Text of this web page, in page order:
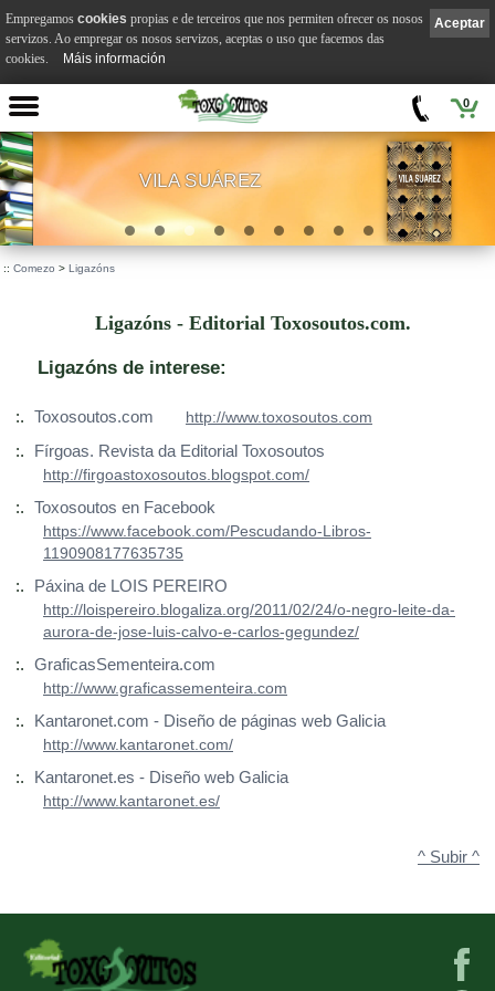
0
VILA SUÁREZ
:: Comezo > Ligazóns
Ligazóns - Editorial Toxosoutos.com.
Ligazóns de interese:
:. Toxosoutos.com
http://www.toxosoutos.com
:.
Fírgoas. Revista da Editorial Toxosoutos
http://firgoastoxosoutos.blogspot.com/
:.
Toxosoutos en Facebook
https://www.facebook.com/Pescudando-Libros-
1190908177635735
:.
Páxina de LOIS PEREIRO
http://loispereiro.blogaliza.org/2011/02/24/o-negro-leite-da-
aurora-de-jose-luis-calvo-e-carlos-gegundez/
:.
GraficasSementeira.com
http://www.graficassementeira.com
:.
Kantaronet.com - Diseño de páginas web Galicia
http://www.kantaronet.com/
:.
Kantaronet.es - Diseño web Galicia
http://www.kantaronet.es/
^ Subir ^
Aceptar
Empregamos cookies propias e de terceiros que nos permiten ofrecer os nosos
servizos. Ao empregar os nosos servizos, aceptas o uso que facemos das
cookies.
Máis información